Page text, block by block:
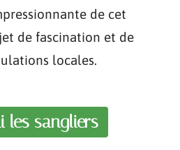
de cet
de fascination et de
locales.
les sangliers